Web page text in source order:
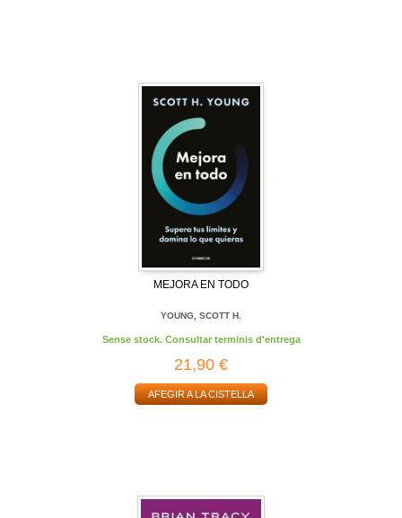
MEJORA EN TODO
YOUNG, SCOTT H.
Sense stock. Consultar terminis d'entrega
21,90 €
AFEGIR A LA CISTELLA